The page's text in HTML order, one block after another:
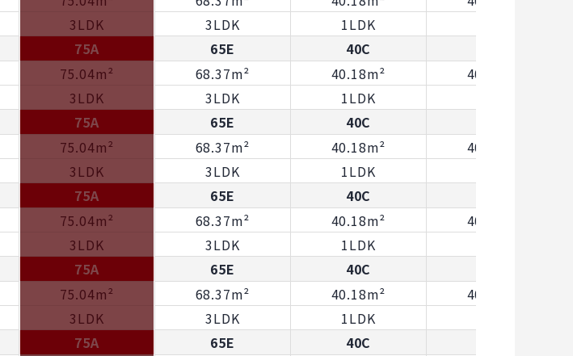
3LDK
3LDK
1LDK
75A
75.04m²
3LDK
65E
68.37m²
3LDK
40C
40.18m²
1LDK
40.79m²
75A
75.04m²
3LDK
65E
68.37m²
3LDK
40C
40.18m²
1LDK
40.79m²
75A
75.04m²
3LDK
65E
68.37m²
3LDK
40C
40.18m²
1LDK
40.79m²
75A
75.04m²
3LDK
65E
68.37m²
3LDK
40C
40.18m²
1LDK
40.79m²
75A
65E
40C